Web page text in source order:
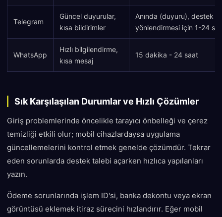
Telegram
Güncel duyurular,
kısa bildirimler
Anında (duyuru), destek
yönlendirmesi için 1-24
WhatsApp
Hızlı bilgilendirme,
kısa mesaj
15 dakika - 24 saat
Sık Karşılaşılan Durumlar ve Hızlı Çözümler
Giriş problemlerinde öncelikle tarayıcı önbelleği ve çerez
temizliği etkili olur; mobil cihazlardaysa uygulama
güncellemelerini kontrol etmek genelde çözümdür. Tekrar
eden sorunlarda destek talebi açarken hızlıca yapılanları
yazın.
Ödeme sorunlarında işlem ID'si, banka dekontu veya ekran
görüntüsü eklemek itiraz sürecini hızlandırır. Eğer mobil